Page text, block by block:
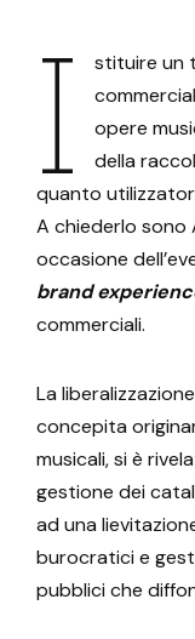
I
stituire un
opere
della
quanto
A chiederlo sono
occasione
brand
commerciali.
La
concepita
musicali, si è
gestione dei
ad una
burocratici e
pubblici che